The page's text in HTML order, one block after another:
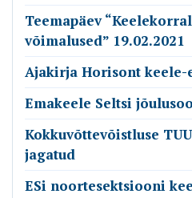
Teemapäev
võimalused” 19.02.2021
Ajakirja Horisont keele-
Emakeele Seltsi
Kokkuvõttevõistluse
jagatud
ESi noortesektsiooni